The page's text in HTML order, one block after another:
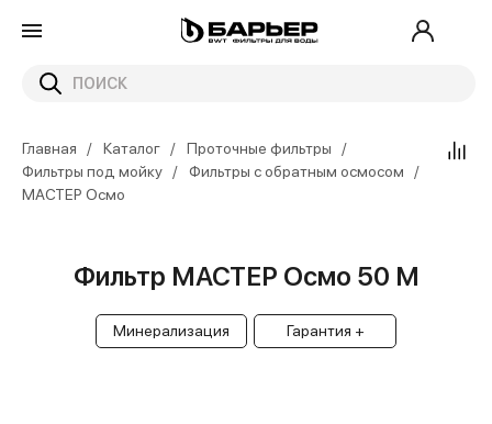
Главная Каталог
Проточные фильтры
Фильтры под мойку
Фильтры с обратным осмосом
МАСТЕР Осмо
Фильтр МАСТЕР Осмо 50 М
Минерализация Гарантия +